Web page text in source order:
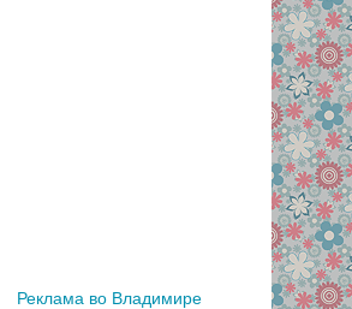
Реклама во Владимире